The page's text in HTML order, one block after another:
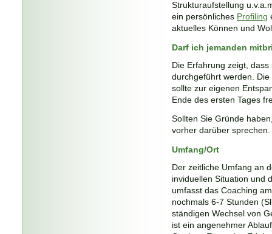
Strukturaufstellung
ein persönliches Profiling
aktuelles Können und
Darf ich jemanden
Die Erfahrung zeigt,
durchgeführt werden.
sollte zur eigenen
Ende des ersten Tages
Sollten Sie Gründe
vorher darüber sprechen.
Umfang/Ort
Der zeitliche Umfang an
inviduellen Situation und
umfasst das Coaching
nochmals 6-7 Stunden
ständigen Wechsel von
ist ein angenehmer